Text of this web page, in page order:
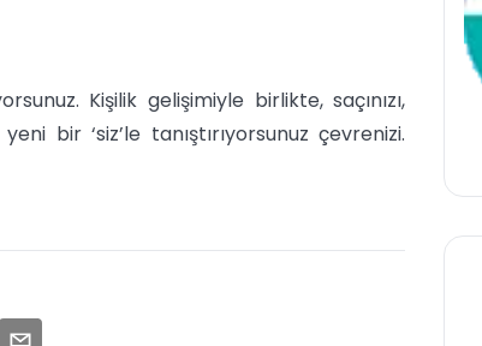
Kişilik gelişimiyle birlikte, saçınızı,
bir ‘siz’le tanıştırıyorsunuz çevrenizi.